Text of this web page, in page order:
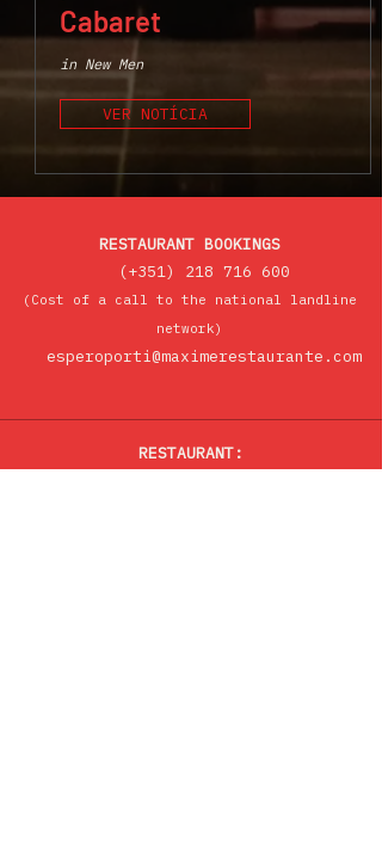
Cabaret
in New Men
VER NOTÍCIA
RESTAURANT BOOKINGS
(+351) 218 716 600
(Cost of a call to the national landline
network)
esperoporti@maximerestaurante.com
RESTAURANT: